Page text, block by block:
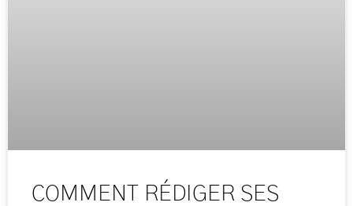
COMMENT RÉDIGER SES